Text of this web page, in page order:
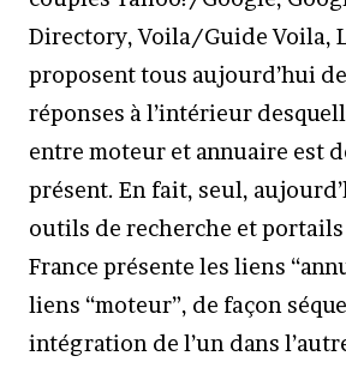
Directory, Voila/Guide Voila,
proposent tous aujourd’hui
réponses à l’intérieur
entre moteur et annuaire est
présent. En fait, seul,
outils de recherche et portails
France présente les liens
liens “moteur”, de façon
intégration de l’un dans